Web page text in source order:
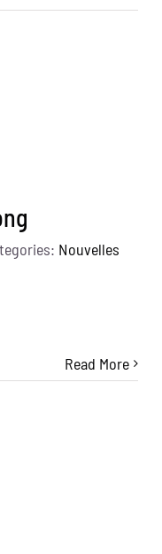
Nouvelles
Read More